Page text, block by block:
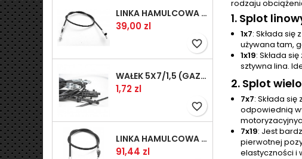
LINKA HAMULCOWA PRZYCZEPY KNOTT 1440/1230 33921-1.14
Kaina
39,00 zl
favorite_border
WAŁEK 5X7/1,5 (GAZ WSK)(PR5)
Kaina
1,72 zl
favorite_border
LINKA HAMULCOWA PRZYCZEPY KNOTT 1240/1030 33921-1.11S
Kaina
91,44 zl
rodzaju
1. Splot
1x7: Składa
używana tam,
1x19: Składa
sztywna lina.
2. Splot
7x7: Składa
odpowiednią
7x19: Jest
pierwotnej
elastyczności i